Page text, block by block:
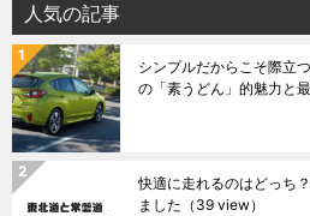
人気の記事
シンプルだからこそ際立
の「素うどん」的魅力と
快適に走れるのはどっち
ました （39 view）